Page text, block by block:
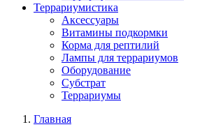
Террариумистика
Аксессуары
Витамины подкормки
Корма для рептилий
Лампы для террариумов
Оборудование
Субстрат
Террариумы
Главная